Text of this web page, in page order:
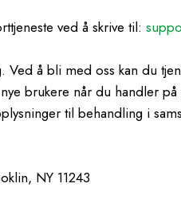
ved å skrive til:
å bli med oss kan du
brukere når du handler på
til behandling i
NY 11243